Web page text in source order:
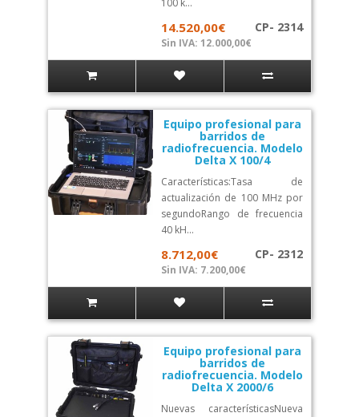
100 k...
14.520,00€ CP- 2314
Sin IVA: 12.000,00€
Equipo profesional para
barridos de
radiofrecuencia. Modelo
Delta X 100/4
Características:Tasa de
actualización de 100 MHz por
segundoRango de frecuencia
40 kH...
8.712,00€ CP- 2312
Sin IVA: 7.200,00€
Equipo profesional para
barridos de
radiofrecuencia. Modelo
Delta X 2000/6
Nuevas característicasNueva